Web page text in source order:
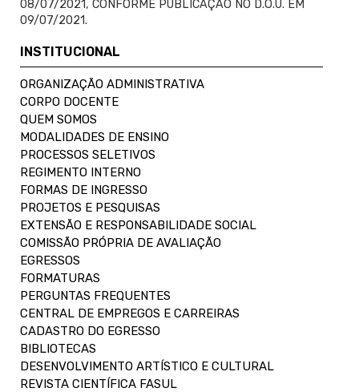
08/07/2021, CONFORME PUBLICAÇÃO NO D.O.U. EM
09/07/2021.
INSTITUCIONAL
ORGANIZAÇÃO ADMINISTRATIVA
CORPO DOCENTE
QUEM SOMOS
MODALIDADES DE ENSINO
PROCESSOS SELETIVOS
REGIMENTO INTERNO
FORMAS DE INGRESSO
PROJETOS E PESQUISAS
EXTENSÃO E RESPONSABILIDADE SOCIAL
COMISSÃO PRÓPRIA DE AVALIAÇÃO
EGRESSOS
FORMATURAS
PERGUNTAS FREQUENTES
CENTRAL DE EMPREGOS E CARREIRAS
CADASTRO DO EGRESSO
BIBLIOTECAS
DESENVOLVIMENTO ARTÍSTICO E CULTURAL
REVISTA CIENTÍFICA FASUL